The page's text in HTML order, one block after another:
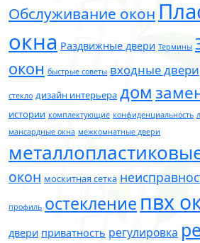
Обслуживание окон
окна Раздвижные двери Термины
окон быстрые советы входные двери
стекло дизайн интерьера дом
истории комплектующие конфиденциальность
мансардные окна межкомнатные двери
окон москитная сетка
профиль остекление пвх
двери приватность регулировка